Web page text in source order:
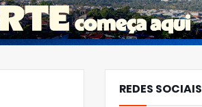
REDES SOCIAIS